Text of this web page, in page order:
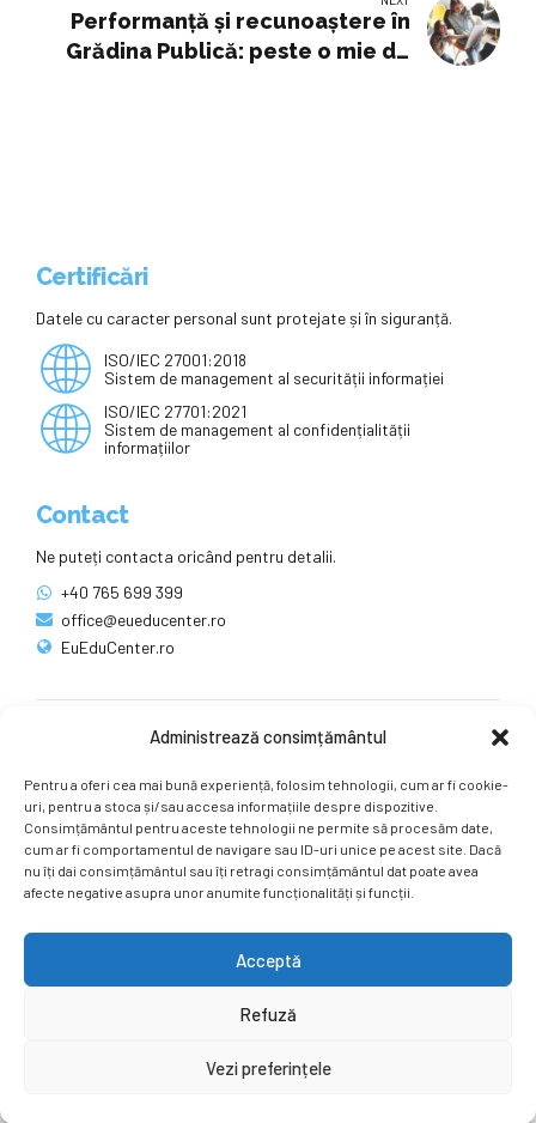
Administrează consimțământul
Pentru a oferi cea mai bună experiență, folosim tehnologii, cum ar fi cookie-
uri, pentru a stoca și/sau accesa informațiile despre dispozitive.
Consimțământul pentru aceste tehnologii ne permite să procesăm date,
cum ar fi comportamentul de navigare sau ID-uri unice pe acest site. Dacă
nu îți dai consimțământul sau îți retragi consimțământul dat poate avea
afecte negative asupra unor anumite funcționalități și funcții.
Acceptă
Refuză
Vezi preferințele
Performanţă şi recunoaştere în
Grădina Publică: peste o mie de
Certificări
Datele cu caracter personal sunt protejate și în siguranță.
ISO/IEC 27001:2018
Sistem de management al securității informației
ISO/IEC 27701:2021
Sistem de management al confidențialității
informațiilor
Contact
Ne puteți contacta oricând pentru detalii.
+40 765 699 399
office@eueducenter.ro
EuEduCenter.ro
Ne puteți găsi și pe rețelele sociale.